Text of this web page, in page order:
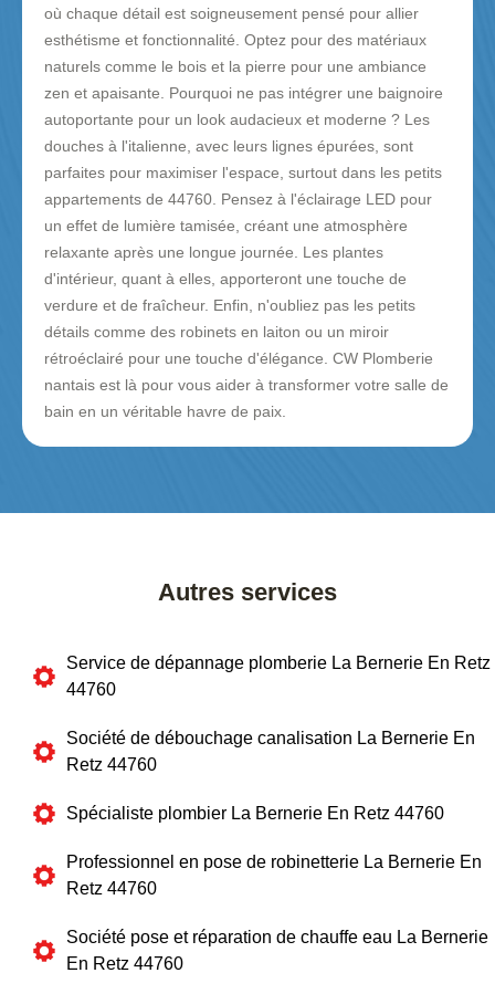
où chaque détail est soigneusement pensé pour allier
esthétisme et fonctionnalité. Optez pour des matériaux
naturels comme le bois et la pierre pour une ambiance
zen et apaisante. Pourquoi ne pas intégrer une baignoire
autoportante pour un look audacieux et moderne ? Les
douches à l'italienne, avec leurs lignes épurées, sont
parfaites pour maximiser l'espace, surtout dans les petits
appartements de 44760. Pensez à l'éclairage LED pour
un effet de lumière tamisée, créant une atmosphère
relaxante après une longue journée. Les plantes
d'intérieur, quant à elles, apporteront une touche de
verdure et de fraîcheur. Enfin, n'oubliez pas les petits
détails comme des robinets en laiton ou un miroir
rétroéclairé pour une touche d'élégance. CW Plomberie
nantais est là pour vous aider à transformer votre salle de
bain en un véritable havre de paix.
Autres services
Service de dépannage plomberie La Bernerie En Retz
44760
Société de débouchage canalisation La Bernerie En
Retz 44760
Spécialiste plombier La Bernerie En Retz 44760
Professionnel en pose de robinetterie La Bernerie En
Retz 44760
Société pose et réparation de chauffe eau La Bernerie
En Retz 44760